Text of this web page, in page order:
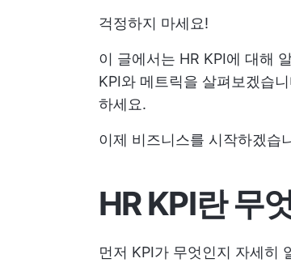
걱정하지 마세요!
이 글에서는 HR KPI에 대해
KPI와 메트릭을 살펴보겠습
하세요.
이제 비즈니스를 시작하겠습
HR KPI란 무
먼저 KPI가 무엇인지 자세히